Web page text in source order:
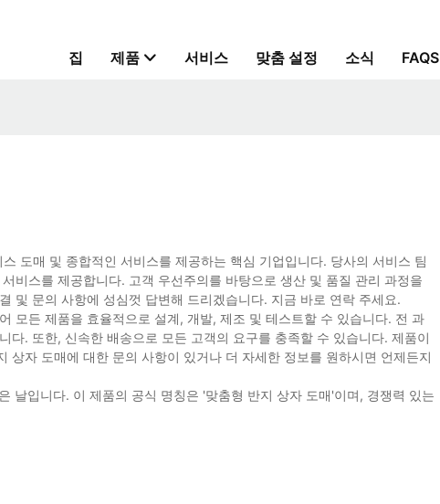
집 제품 서비스 맞춤 설정 소식 FAQS
도매 및 종합적인 서비스를 제공하는 핵심 기업입니다. 당사의 서비스 팀
비스를 제공합니다. 고객 우선주의를 바탕으로 생산 및 품질 관리 과정을
및 문의 사항에 성심껏 답변해 드리겠습니다. 지금 바로 연락 주세요.
모든 제품을 효율적으로 설계, 개발, 제조 및 테스트할 수 있습니다. 전 과
. 또한, 신속한 배송으로 모든 고객의 요구를 충족할 수 있습니다. 제품이
자 도매에 대한 문의 사항이 있거나 더 자세한 정보를 원하시면 언제든지
날입니다. 이 제품의 공식 명칭은 '맞춤형 반지 상자 도매'이며, 경쟁력 있는